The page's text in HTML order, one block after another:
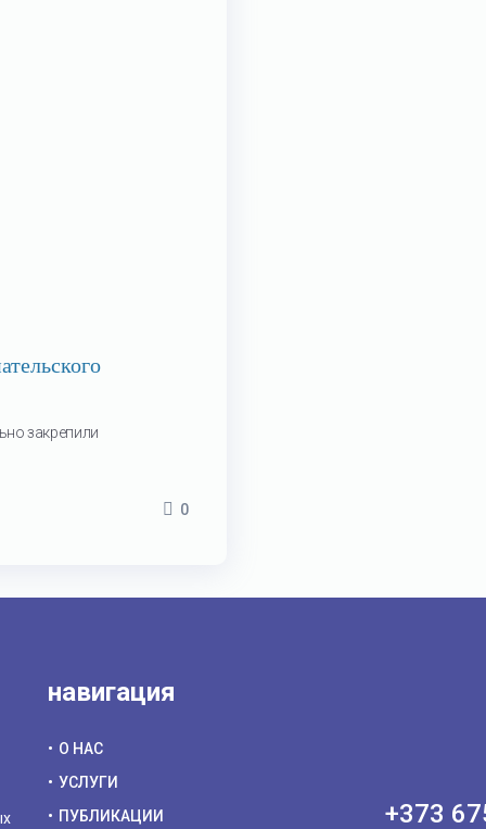
закрепили
0
навигация
О НАС
УСЛУГИ
ПУБЛИКАЦИИ
+373